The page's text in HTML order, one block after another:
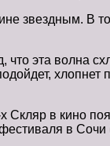
звездным. В
эта волна
хлопнет
Скляр в кино
в